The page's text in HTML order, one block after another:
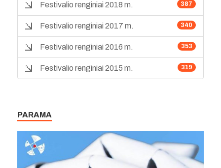
387
Festivalio renginiai 2018 m.
340
Festivalio renginiai 2017 m.
353
Festivalio renginiai 2016 m.
319
Festivalio renginiai 2015 m.
PARAMA